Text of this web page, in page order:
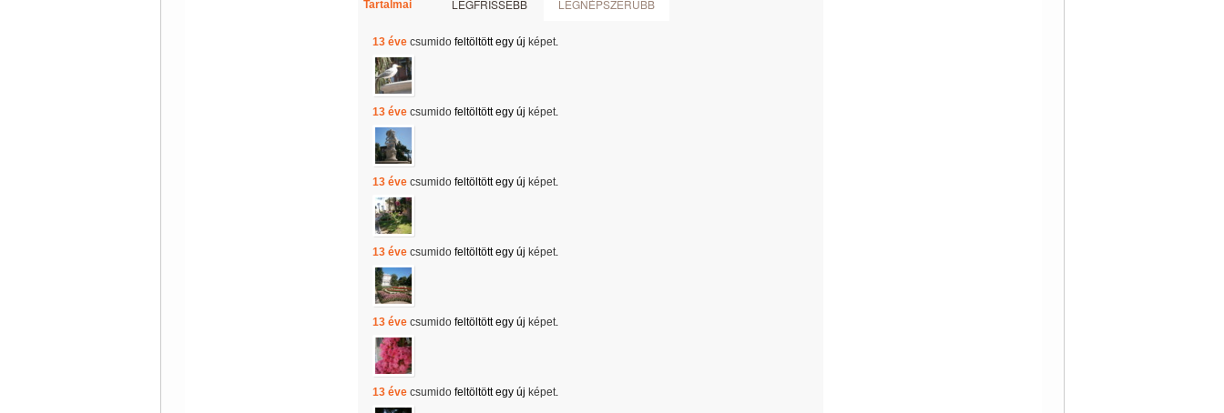
Tartalmai LEGFRISSEBB LEGNÉPSZERŰBB
13 éve csumidofeltöltött egy új képet.
13 éve csumidofeltöltött egy új képet.
13 éve csumidofeltöltött egy új képet.
13 éve csumidofeltöltött egy új képet.
13 éve csumidofeltöltött egy új képet.
13 éve csumidofeltöltött egy új képet.